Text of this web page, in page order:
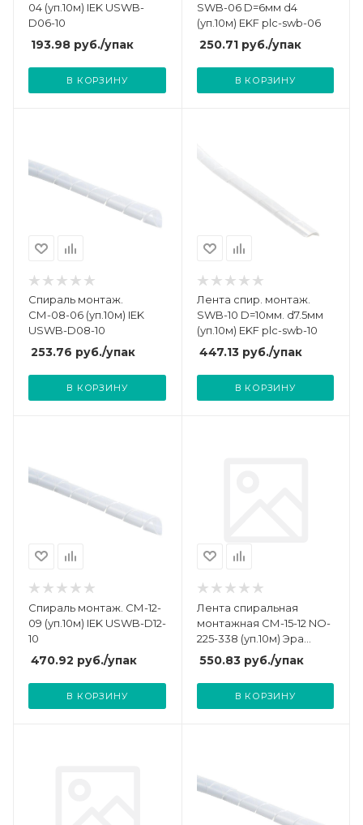
04 (уп.10м) IEK USWB-
D06-10
193.98 руб./упак
В КОРЗИНУ
SWB-06 D=6мм d4
(уп.10м) EKF plc-swb-06
250.71руб./упак
В КОРЗИНУ
Спираль монтаж.
СМ-08-06 (уп.10м) IEK
USWB-D08-10
253.76 руб./упак
В КОРЗИНУ
Лента спир. монтаж.
SWB-10 D=10мм. d7.5мм
(уп.10м) EKF plc-swb-10
447.13руб./упак
В КОРЗИНУ
Спираль монтаж. СМ-12-
09 (уп.10м) IEK USWB-D12-
10
470.92 руб./упак
В КОРЗИНУ
Лента спиральная
монтажная СМ-15-12 NO-
225-338 (уп.10м) Эра
Б0066682
550.83руб./упак
В КОРЗИНУ